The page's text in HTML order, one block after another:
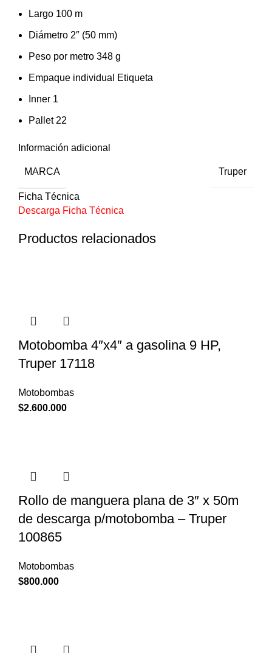
Largo 100 m
Diámetro 2″ (50 mm)
Peso por metro 348 g
Empaque individual Etiqueta
Inner 1
Pallet 22
Información adicional
MARCA Truper
Ficha Técnica
Descarga Ficha Técnica
Productos relacionados
Motobomba 4″x4″ a gasolina 9 HP,
Truper 17118
Motobombas
$2.600.000
Rollo de manguera plana de 3″ x 50m
de descarga p/motobomba – Truper
100865
Motobombas
$800.000